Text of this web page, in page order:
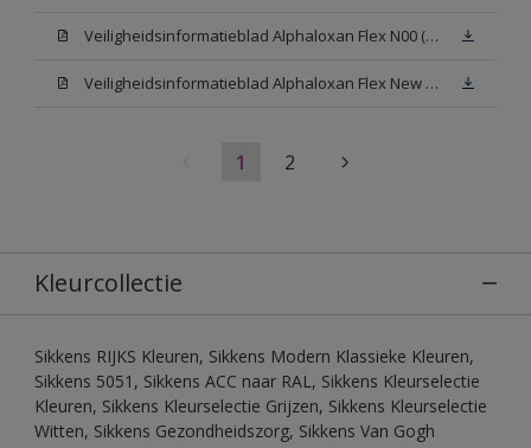
Veiligheidsinformatieblad Alphaloxan Flex N00 (MSDS)
Veiligheidsinformatieblad Alphaloxan Flex New N00 (MSDS)
1 2
Kleurcollectie
Sikkens RIJKS Kleuren, Sikkens Modern Klassieke Kleuren,
Sikkens 5051, Sikkens ACC naar RAL, Sikkens Kleurselectie
Kleuren, Sikkens Kleurselectie Grijzen, Sikkens Kleurselectie
Witten, Sikkens Gezondheidszorg, Sikkens Van Gogh